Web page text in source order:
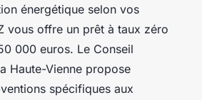
énergétique selon vos
vous offre un prêt à taux zéro
000 euros. Le Conseil
Haute-Vienne propose
spécifiques aux